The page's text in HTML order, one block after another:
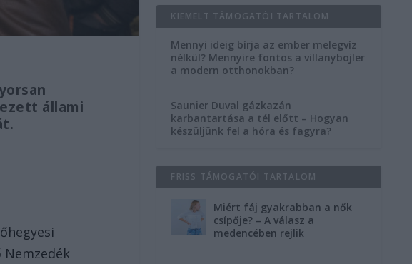
állami
Nemzedék
KIEMELT TÁMOGATÓI TARTALOM
Mennyi ideig bírja az ember melegvíz
nélkül? Mennyire fontos a villanybojler
a modern otthonokban?
Saunier Duval gázkazán
karbantartása a tél előtt – Hogyan
készüljünk fel a hóra és fagyra?
FRISS TÁMOGATÓI TARTALOM
Miért fáj gyakrabban a nők
csípője? – A válasz a
medencében rejlik